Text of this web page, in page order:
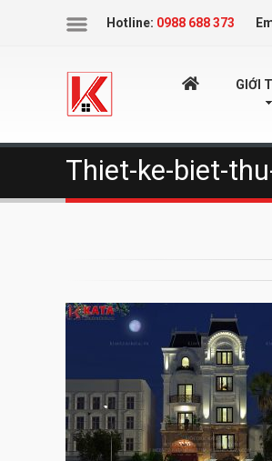
IconHotline: 0988 688 373
TRANG
CHỦ
GIỚI
Thiet-ke-biet-